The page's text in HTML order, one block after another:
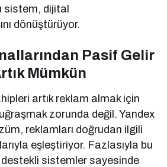
sistem, dijital
dönüştürüyor.
Pasif Gelir
Mümkün
artık reklam almak için
zorunda değil. Yandex
reklamları doğrudan ilgili
eşleştiriyor. Fazlasıyla bu
sistemler sayesinde